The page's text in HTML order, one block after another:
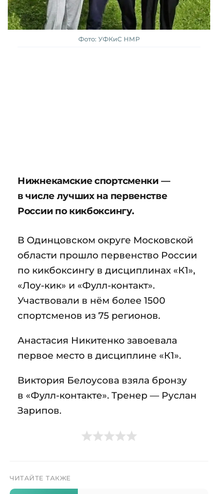
Фото: УФКиС НМР
Нижнекамские спортсменки —
в числе лучших на первенстве
России по кикбоксингу.
В Одинцовском округе Московской
области прошло первенство России
по кикбоксингу в дисциплинах «К1»,
«Лоу-кик» и «Фулл-контакт».
Участвовали в нём более 1500
спортсменов из 75 регионов.
Анастасия Никитенко завоевала
первое место в дисциплине «К1».
Виктория Белоусова взяла бронзу
в «Фулл-контакте». Тренер — Руслан
Зарипов.
ЧИТАЙТЕ ТАКЖЕ